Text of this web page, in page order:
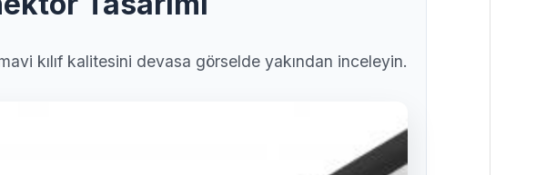
kılıf kalitesini devasa görselde yakından inceleyin.